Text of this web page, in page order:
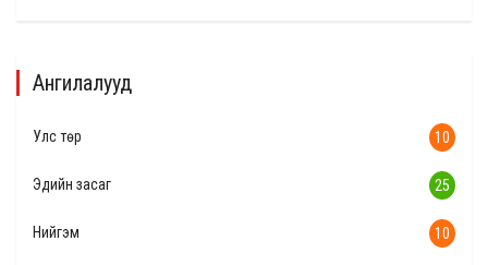
Ангилалууд
Улс төр 10
Эдийн засаг 25
Нийгэм 10